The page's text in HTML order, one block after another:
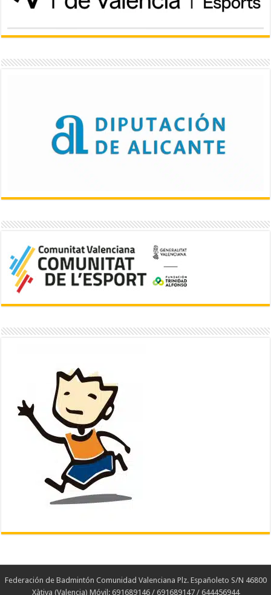
Federación de Badmintón Comunidad Valenciana Plz. Españoleto S/N 46800
Xàtiva (Valencia) Móvil: 691689146 / 691689147 / 644456944